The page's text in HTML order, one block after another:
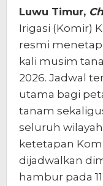
Luwu Timur,
Irigasi (Komir)
resmi
kali musim
2026. Jadwal
utama bagi
tanam
seluruh
ketetapan
dijadwalkan
hambur pada